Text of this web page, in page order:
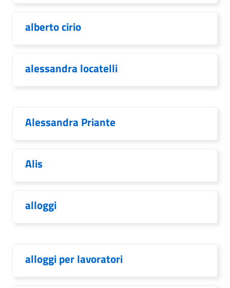
alberto cirio
alessandra locatelli
Alessandra Priante
Alis
alloggi
alloggi per lavoratori